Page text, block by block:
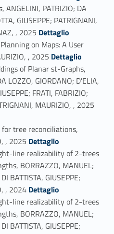
ANGELINI, PATRIZIO; DA
GIUSEPPE; PATRIGNANI,
, 2025 Link identifier #identifier_person_57081-4Dettaglio
on Maps: A User
, 2025 Link identifier #identifier_person_78108-5Dettaglio
of Planar st-Graphs,
LOZZO, GIORDANO; D'ELIA,
FRATI, FABRIZIO;
MAURIZIO, , 2025
tree reconciliations,
, 2025 Link identifier #identifier_person_181357-7Dettaglio
line realizability of 2-trees
BORRAZZO, MANUEL;
BATTISTA, GIUSEPPE;
, 2024 Link identifier #identifier_person_180233-8Dettaglio
line realizability of 2-trees
BORRAZZO, MANUEL;
BATTISTA, GIUSEPPE;